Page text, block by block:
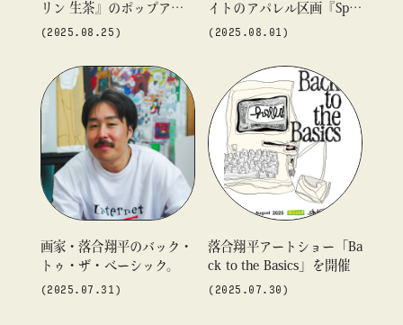
リン 生茶』のポップアッ
プイベント 『NAMACHA
CED by BEAMS CULTUAR
T』を「ビームス ライフ
横浜」にて開催
(2025.08.25)
イトのアパレル区画『Spac
e A la mode』および一部
Vアニメ『ダンダダン』の
アイテムを〈マンガート
ビームス〉がプロデュース
(2025.08.01)
画家・落合翔平のバック・
トゥ・ザ・ベーシック。
(2025.07.31)
落合翔平アートショー「Ba
ck to the Basics」を開催
(2025.07.30)